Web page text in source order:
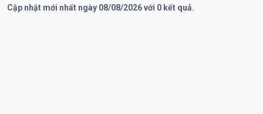
Cập nhật mới nhất ngày 08/08/2026 với 0 kết quả.